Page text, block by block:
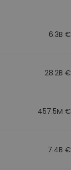
6.3B €
28.2B €
457.5M €
7.4B €